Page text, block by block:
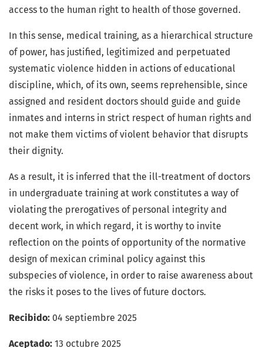
access to the human right to health of those governed.
In this sense, medical training, as a hierarchical structure
of power, has justified, legitimized and perpetuated
systematic violence hidden in actions of educational
discipline, which, of its own, seems reprehensible, since
assigned and resident doctors should guide and guide
inmates and interns in strict respect of human rights and
not make them victims of violent behavior that disrupts
their dignity.
As a result, it is inferred that the ill-treatment of doctors
in undergraduate training at work constitutes a way of
violating the prerogatives of personal integrity and
decent work, in which regard, it is worthy to invite
reflection on the points of opportunity of the normative
design of mexican criminal policy against this
subspecies of violence, in order to raise awareness about
the risks it poses to the lives of future doctors.
Recibido: 04 septiembre 2025
Aceptado: 13 octubre 2025